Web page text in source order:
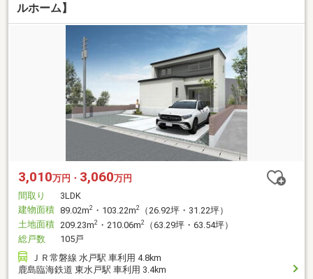
ルホーム】
3,010万円・ 3,060万円
間取り
3LDK
建物面積 89.02m2 ・103.22m2
（26.92坪・31.22坪）
土地面積 209.23m2 ・210.06m2
（63.29坪・63.54坪）
総戸数
105戸
ＪＲ常磐線 水戸駅 車利用 4.8km
鹿島臨海鉄道 東水戸駅 車利用 3.4km